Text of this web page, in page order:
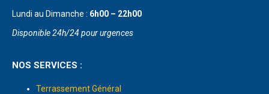
Lundi au Dimanche : 6h00 – 22h00
Disponible 24h/24 pour urgences
NOS SERVICES :
Terrassement Général